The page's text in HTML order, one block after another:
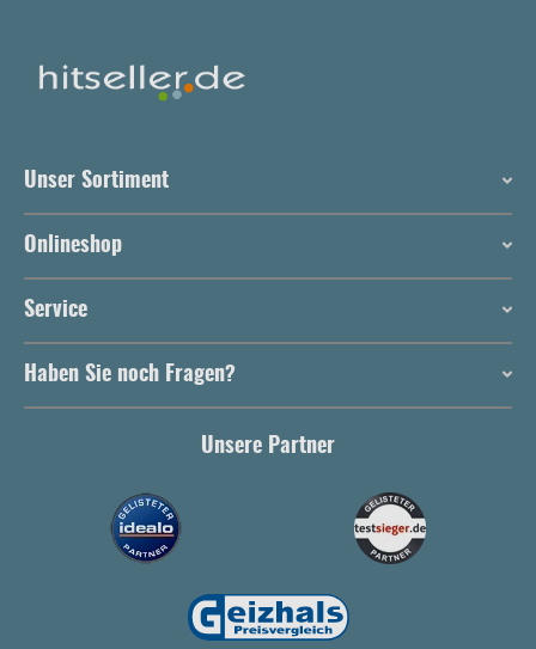
Unser Sortiment
Onlineshop
Service
Haben Sie noch Fragen?
Unsere Partner